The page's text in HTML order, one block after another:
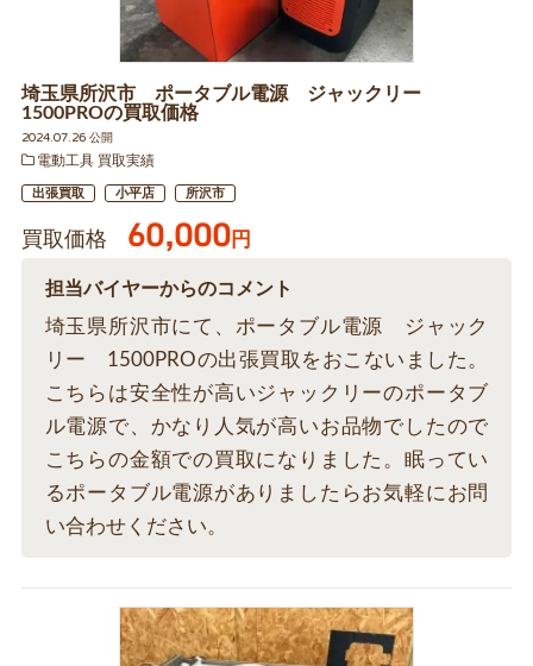
埼玉県所沢市 ポータブル電源 ジャックリー
1500PROの買取価格
2024.07.26 公開
電動工具 買取実績
出張買取 小平店 所沢市
買取価格 60,000円
担当バイヤーからのコメント
埼玉県所沢市にて、ポータブル電源 ジャック
リー 1500PROの出張買取をおこないました。
こちらは安全性が高いジャックリーのポータブ
ル電源で、かなり人気が高いお品物でしたので
こちらの金額での買取になりました。眠ってい
るポータブル電源がありましたらお気軽にお問
い合わせください。